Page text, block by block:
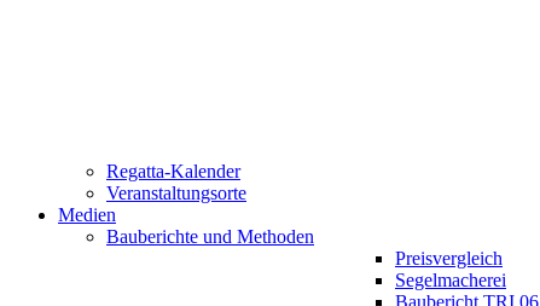
Regatta-Kalender
Veranstaltungsorte
Medien
Bauberichte und Methoden
Preisvergleich
Segelmacherei
Baubericht TRI 06